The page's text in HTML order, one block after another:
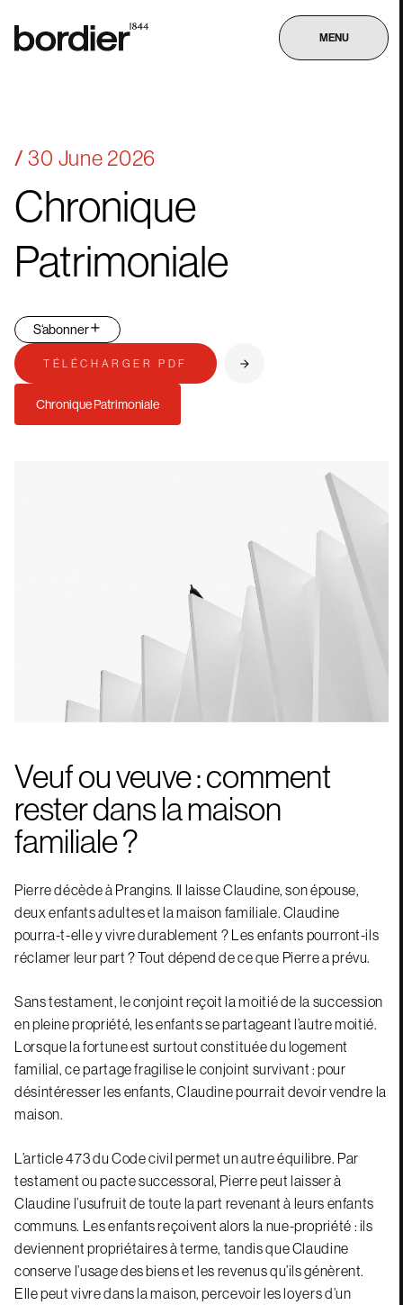
MENU
30 June 2026
Chronique
Patrimoniale
S‘abonner
TÉLÉCHARGER PDF
Chronique Patrimoniale
Veuf ou veuve : comment
rester dans la maison
familiale ?
Pierre décède à Prangins. Il laisse Claudine, son épouse,
deux enfants adultes et la maison familiale. Claudine
pourra-t-elle y vivre durablement ? Les enfants pourront-ils
réclamer leur part ? Tout dépend de ce que Pierre a prévu.
Sans testament, le conjoint reçoit la moitié de la succession
en pleine propriété, les enfants se partageant l’autre moitié.
Lorsque la fortune est surtout constituée du logement
familial, ce partage fragilise le conjoint survivant : pour
désintéresser les enfants, Claudine pourrait devoir vendre la
maison.
L’article 473 du Code civil permet un autre équilibre. Par
testament ou pacte successoral, Pierre peut laisser à
Claudine l’usufruit de toute la part revenant à leurs enfants
communs. Les enfants reçoivent alors la nue-propriété : ils
deviennent propriétaires à terme, tandis que Claudine
conserve l’usage des biens et les revenus qu’ils génèrent.
Elle peut vivre dans la maison, percevoir les loyers d’un